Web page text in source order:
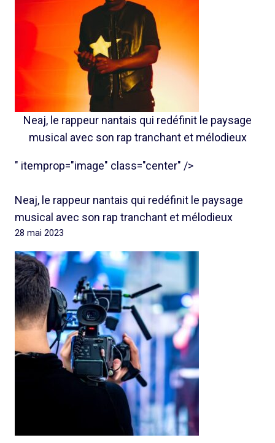
Neaj, le rappeur nantais qui redéfinit le paysage
musical avec son rap tranchant et mélodieux
" itemprop="image" class="center" />
Neaj, le rappeur nantais qui redéfinit le paysage
musical avec son rap tranchant et mélodieux
28 mai 2023